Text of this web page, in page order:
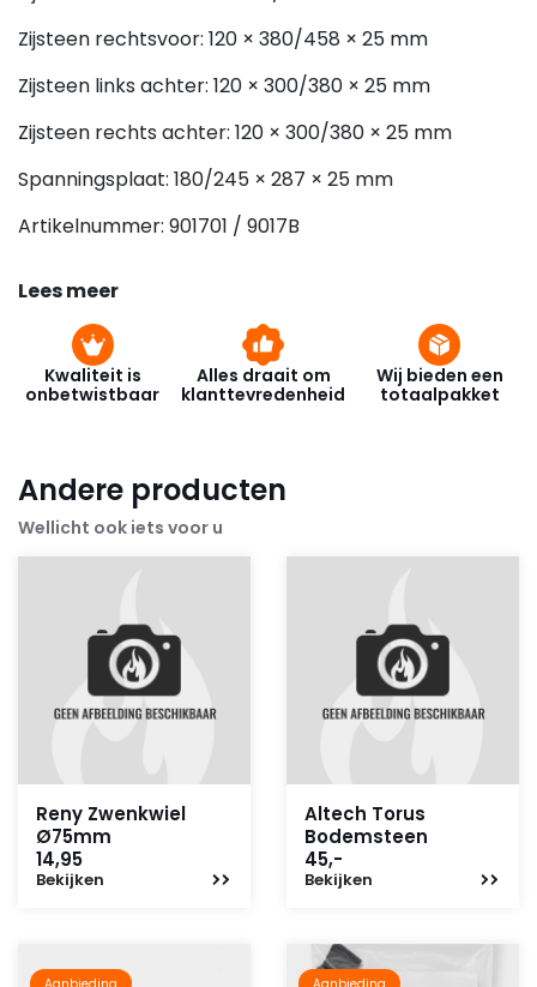
Zijsteen rechtsvoor: 120 × 380/458 × 25 mm
Zijsteen links achter: 120 × 300/380 × 25 mm
Zijsteen rechts achter: 120 × 300/380 × 25 mm
Spanningsplaat: 180/245 × 287 × 25 mm
Artikelnummer: 901701 / 9017B
Lees meer
Kwaliteit is
onbetwistbaar
Alles draait om
klanttevredenheid
Wij bieden een
totaalpakket
Andere producten
Wellicht ook iets voor u
Reny Zwenkwiel
Ø75mm
14,95
Bekijken
Altech Torus
Bodemsteen
45,-
Bekijken